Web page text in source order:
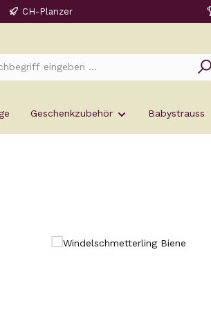
CH-Planzer
Geschenkzubehör Babystrauss